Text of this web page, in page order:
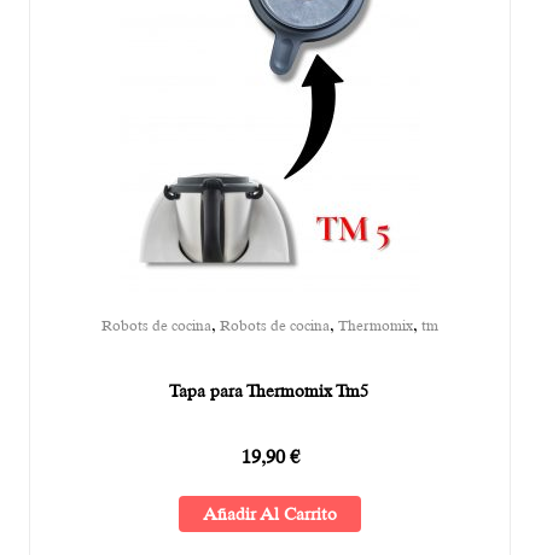
Robots de cocina, Robots de cocina, Thermomix, tm
Tapa para Thermomix Tm5
19,90€
Añadir Al Carrito